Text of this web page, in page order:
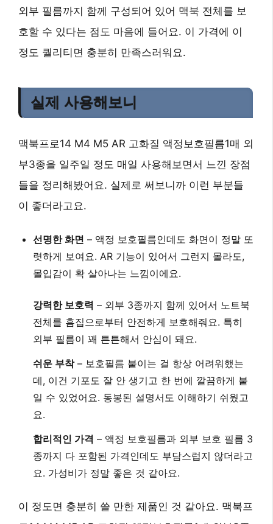
외부 필름까지 함께 구성되어 있어 맥북 전체를 보
호할 수 있다는 점도 마음에 들어요. 이 가격에 이
정도 퀄리티면 충분히 만족스러워요.
실제 사용해보니
맥북프로14 M4 M5 AR 고화질 액정보호필름1매 외
부3종을 일주일 정도 매일 사용해보면서 느낀 장점
들을 정리해봤어요. 실제로 써보니까 이런 부분들
이 좋더라고요.
선명한 화면 – 액정 보호필름인데도 화면이 정말 또
렷하게 보여요. AR 기능이 있어서 그런지 몰라도,
몰입감이 확 살아나는 느낌이에요.
강력한 보호력 – 외부 3종까지 함께 있어서 노트북
전체를 흠집으로부터 안전하게 보호해줘요. 특히
외부 필름이 꽤 튼튼해서 안심이 돼요.
쉬운 부착– 보호필름 붙이는 걸 항상 어려워했는
데, 이건 기포도 잘 안 생기고 한 번에 깔끔하게 붙
일 수 있었어요. 동봉된 설명서도 이해하기 쉬웠고
요.
합리적인 가격 – 액정 보호필름과 외부 보호 필름 3
종까지 다 포함된 가격인데도 부담스럽지 않더라고
요. 가성비가 정말 좋은 것 같아요.
이 정도면 충분히 쓸 만한 제품인 것 같아요. 맥북프